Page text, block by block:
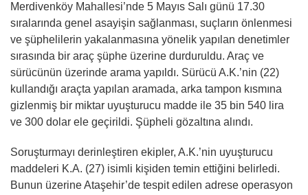
Merdivenköy Mahallesi’nde 5 Mayıs Salı günü 17.30
sıralarında genel asayişin sağlanması, suçların önlenmesi
ve şüphelilerin yakalanmasına yönelik yapılan denetimler
sırasında bir araç şüphe üzerine durduruldu. Araç ve
sürücünün üzerinde arama yapıldı. Sürücü A.K.’nin (22)
kullandığı araçta yapılan aramada, arka tampon kısmına
gizlenmiş bir miktar uyuşturucu madde ile 35 bin 540 lira
ve 300 dolar ele geçirildi. Şüpheli gözaltına alındı.
Soruşturmayı derinleştiren ekipler, A.K.’nin uyuşturucu
maddeleri K.A. (27) isimli kişiden temin ettiğini belirledi.
Bunun üzerine Ataşehir’de tespit edilen adrese operasyon